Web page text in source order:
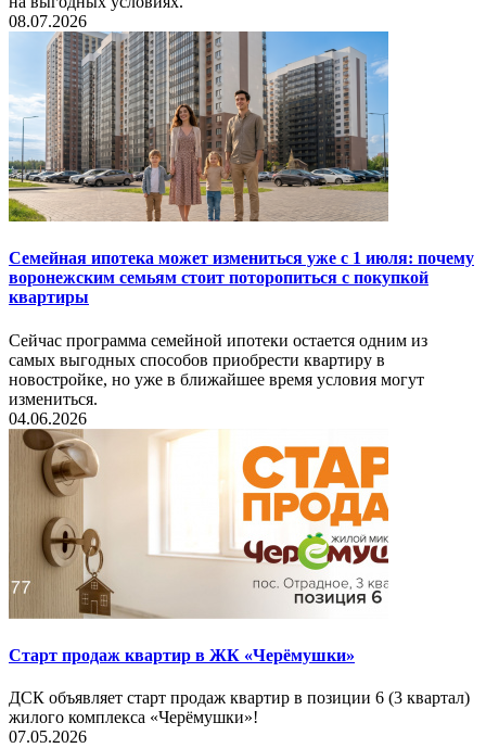
08.07.2026
Семейная ипотека может измениться уже с 1 июля: почему
воронежским семьям стоит поторопиться с покупкой
квартиры
Сейчас программа семейной ипотеки остается одним из
самых выгодных способов приобрести квартиру в
новостройке, но уже в ближайшее время условия могут
измениться.
04.06.2026
Старт продаж квартир в ЖК «Черёмушки»
ДСК объявляет старт продаж квартир в позиции 6 (3 квартал)
жилого комплекса «Черёмушки»!
07.05.2026